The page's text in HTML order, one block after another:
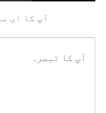
آپ کا ای